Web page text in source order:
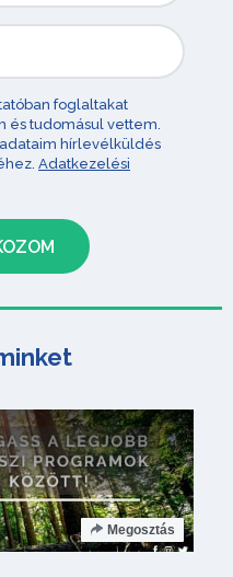
foglaltakat
és tudomásul vettem.
hírlevélküldés
Adatkezelési
Megosztás